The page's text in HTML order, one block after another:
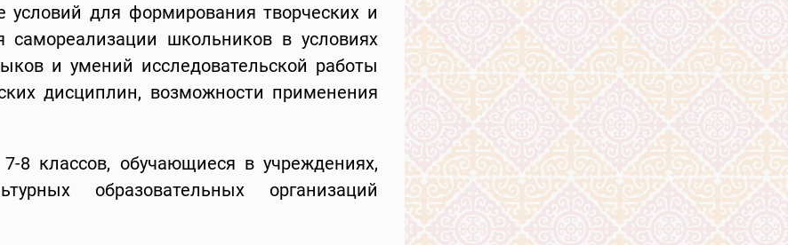
для формирования творческих и
самореализации школьников в условиях
и умений исследовательской работы
дисциплин, возможности применения
8 классов, обучающиеся в учреждениях,
образовательных организаций